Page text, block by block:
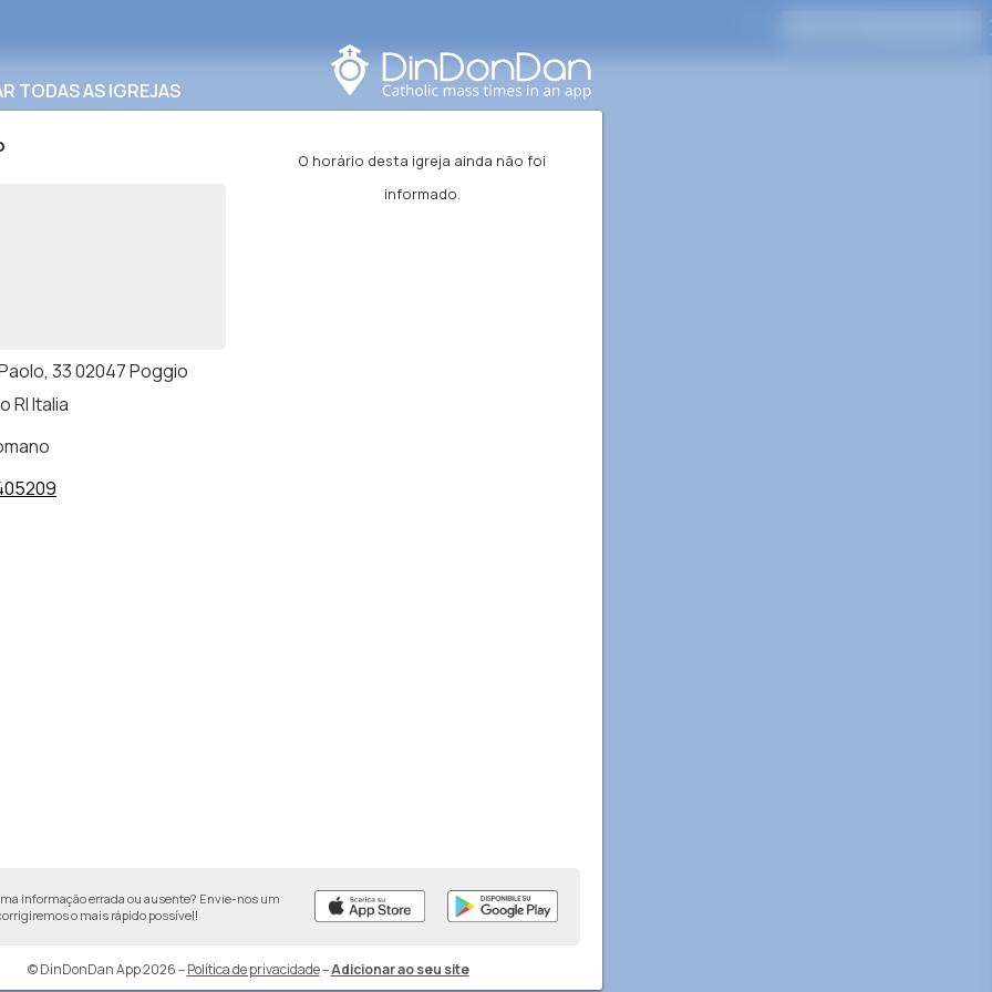
TODAS AS IGREJAS
33 02047 Poggio
RI Italia
O horário desta igreja ainda não foi
informado.
informação errada ou ausente? Envie-nos um
o mais rápido possível!
© DinDonDan App 2026– Política de privacidade–Adicionar ao seu site